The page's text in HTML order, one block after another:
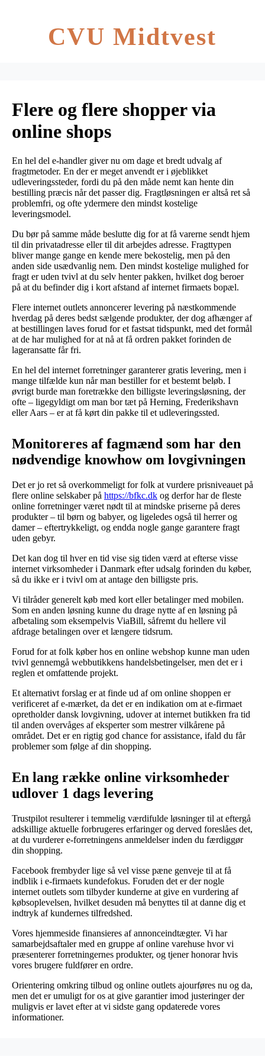
CVU Midtvest
Flere og flere shopper via
online shops
En hel del e-handler giver nu om dage et bredt udvalg af
fragtmetoder. En der er meget anvendt er i øjeblikket
udleveringssteder, fordi du på den måde nemt kan hente din
bestilling præcis når det passer dig. Fragtløsningen er altså ret så
problemfri, og ofte ydermere den mindst kostelige
leveringsmodel.
Du bør på samme måde beslutte dig for at få varerne sendt hjem
til din privatadresse eller til dit arbejdes adresse. Fragttypen
bliver mange gange en kende mere bekostelig, men på den
anden side usædvanlig nem. Den mindst kostelige mulighed for
fragt er uden tvivl at du selv henter pakken, hvilket dog beroer
på at du befinder dig i kort afstand af internet firmaets bopæl.
Flere internet outlets annoncerer levering på næstkommende
hverdag på deres bedst sælgende produkter, der dog afhænger af
at bestillingen laves forud for et fastsat tidspunkt, med det formål
at de har mulighed for at nå at få ordren pakket forinden de
lageransatte får fri.
En hel del internet forretninger garanterer gratis levering, men i
mange tilfælde kun når man bestiller for et bestemt beløb. I
øvrigt burde man foretrække den billigste leveringsløsning, der
ofte – ligegyldigt om man bor tæt på Herning, Frederikshavn
eller Aars – er at få kørt din pakke til et udleveringssted.
Monitoreres af fagmænd som har den
nødvendige knowhow om lovgivningen
Det er jo ret så overkommeligt for folk at vurdere prisniveauet på
flere online selskaber på https://bfkc.dk og derfor har de fleste
online forretninger været nødt til at mindske priserne på deres
produkter – til børn og babyer, og ligeledes også til herrer og
damer – eftertrykkeligt, og endda nogle gange garantere fragt
uden gebyr.
Det kan dog til hver en tid vise sig tiden værd at efterse visse
internet virksomheder i Danmark efter udsalg forinden du køber,
så du ikke er i tvivl om at antage den billigste pris.
Vi tilråder generelt køb med kort eller betalinger med mobilen.
Som en anden løsning kunne du drage nytte af en løsning på
afbetaling som eksempelvis ViaBill, såfremt du hellere vil
afdrage betalingen over et længere tidsrum.
Forud for at folk køber hos en online webshop kunne man uden
tvivl gennemgå webbutikkens handelsbetingelser, men det er i
reglen et omfattende projekt.
Et alternativt forslag er at finde ud af om online shoppen er
verificeret af e-mærket, da det er en indikation om at e-firmaet
opretholder dansk lovgivning, udover at internet butikken fra tid
til anden overvåges af eksperter som mestrer vilkårene på
området. Det er en rigtig god chance for assistance, ifald du får
problemer som følge af din shopping.
En lang række online virksomheder
udlover 1 dags levering
Trustpilot resulterer i temmelig værdifulde løsninger til at eftergå
adskillige aktuelle forbrugeres erfaringer og derved foreslåes det,
at du vurderer e-forretningens anmeldelser inden du færdiggør
din shopping.
Facebook frembyder lige så vel visse pæne genveje til at få
indblik i e-firmaets kundefokus. Foruden det er der nogle
internet outlets som tilbyder kunderne at give en vurdering af
købsoplevelsen, hvilket desuden må benyttes til at danne dig et
indtryk af kundernes tilfredshed.
Vores hjemmeside finansieres af annonceindtægter. Vi har
samarbejdsaftaler med en gruppe af online varehuse hvor vi
præsenterer forretningernes produkter, og tjener honorar hvis
vores brugere fuldfører en ordre.
Orientering omkring tilbud og online outlets ajourføres nu og da,
men det er umuligt for os at give garantier imod justeringer der
muligvis er lavet efter at vi sidste gang opdaterede vores
informationer.